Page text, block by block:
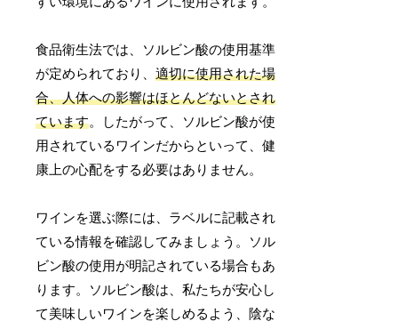
食品衛生法では、ソルビン酸の使用基準
が定められており、適切に使用された場
合、人体への影響はほとんどないとされ
ています。したがって、ソルビン酸が使
用されているワインだからといって、健
康上の心配をする必要はありません。
ワインを選ぶ際には、ラベルに記載され
ている情報を確認してみましょう。ソル
ビン酸の使用が明記されている場合もあ
ります。ソルビン酸は、私たちが安心し
て美味しいワインを楽しめるよう、陰な